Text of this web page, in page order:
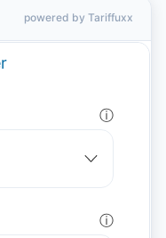
powered by Tariffuxx